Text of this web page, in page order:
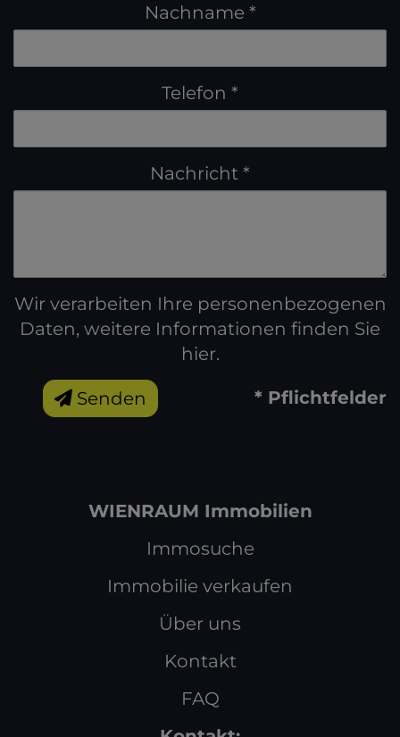
Nachname
Telefon
Nachricht
Wir verarbeiten Ihre personenbezogenen
Daten, weitere Informationen finden Sie
hier.
Senden * Pflichtfelder
WIENRAUM Immobilien
Immosuche
Immobilie verkaufen
Über uns
Kontakt
FAQ